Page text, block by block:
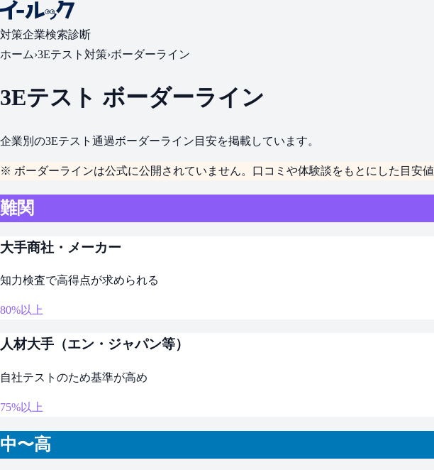
対策企業検索診断
ホーム›3Eテスト対策›ボーダーライン
3Eテスト ボーダーライン
企業別の3Eテスト通過ボーダーライン目安を掲載しています。
※ ボーダーラインは公式に公開されていません。口コミや体験談をもとにした 目安値
難関
大手商社・メーカー
知力検査で高得点が求められる
80%以上
人材大手（エン・ジャパン等）
自社テストのため基準が高め
75%以上
中〜高